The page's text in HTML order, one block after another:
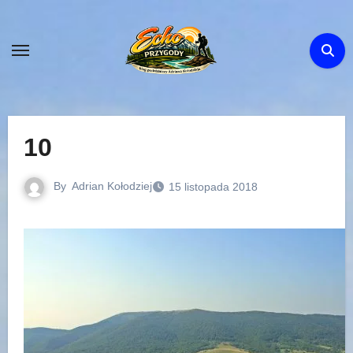
content
10
By Adrian Kołodziej 15 listopada 2018